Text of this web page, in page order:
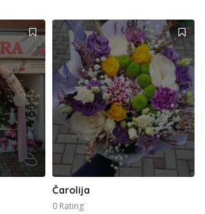
Čarolija
0 Rating